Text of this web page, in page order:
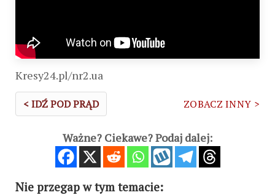
Kresy24.pl/nr2.ua
< IDŹ POD PRĄD ZOBACZ INNY >
Ważne? Ciekawe? Podaj dalej:
Nie przegap w tym temacie: